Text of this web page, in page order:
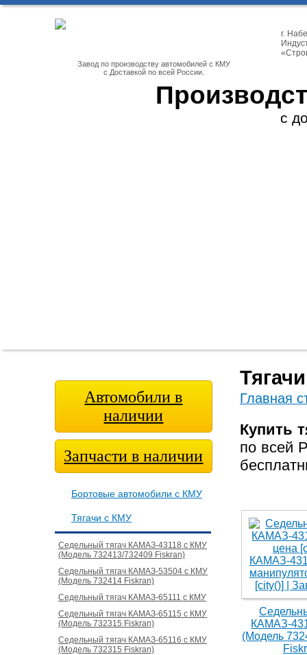
Завод по производству автомобилей с КМУ
с Доставкой по всей России.
г.
с
Автомобили в
наличии
Запчасти в наличии
Бортовые автомобили с КМУ
Тягачи с КМУ
Седельный тягач КАМАЗ-43118 с КМУ
(Модель 732413/732409 Fiskran)
Седельный тягач КАМАЗ-53504 с КМУ
(Модель 732414 Fiskran)
Седельный тягач КАМАЗ-65111 с КМУ
Седельный тягач КАМАЗ-65115 с КМУ
(Модель 732315 Fiskran)
Седельный тягач КАМАЗ-65116 с КМУ
(Модель 732315 Fiskran)
Главная
Купить
по всей
КАМАЗ-
(Модель